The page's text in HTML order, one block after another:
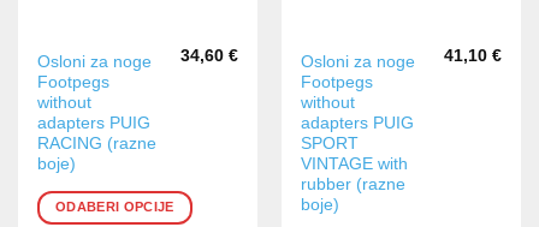
Osloni za noge
Footpegs
without
adapters PUIG
RACING (razne
boje)
34,60 €
ODABERI OPCIJE
Ovaj
proizvod
ima
više
varijanti.
Opcije
se
Osloni za noge
Footpegs
without
adapters PUIG
SPORT
VINTAGE with
rubber (razne
boje)
41,10 €
Ovaj
proizvod
ima
više
varijanti.
Opcije
se